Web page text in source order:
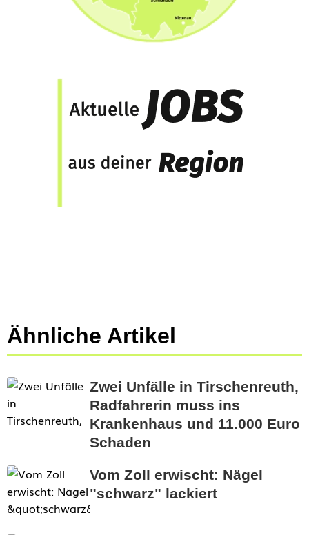
Ähnliche Artikel
Zwei Unfälle in Tirschenreuth,
Radfahrerin muss ins
Krankenhaus und 11.000 Euro
Schaden
Vom Zoll erwischt: Nägel
"schwarz" lackiert